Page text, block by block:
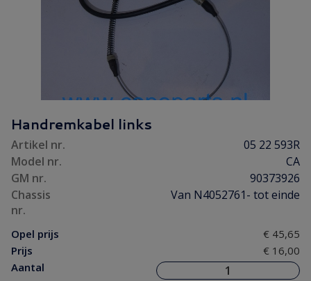
Handremkabel links
Artikel nr.
05 22 593R
Model nr.
CA
GM nr.
90373926
Chassis
nr.
Van N4052761- tot einde
Opel prijs
€ 45,65
Prijs
€ 16,00
Aantal